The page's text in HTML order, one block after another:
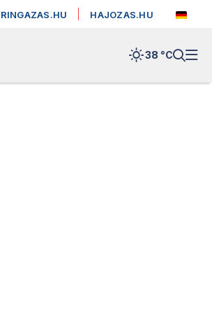
HAJOZAS.HU
38 °C